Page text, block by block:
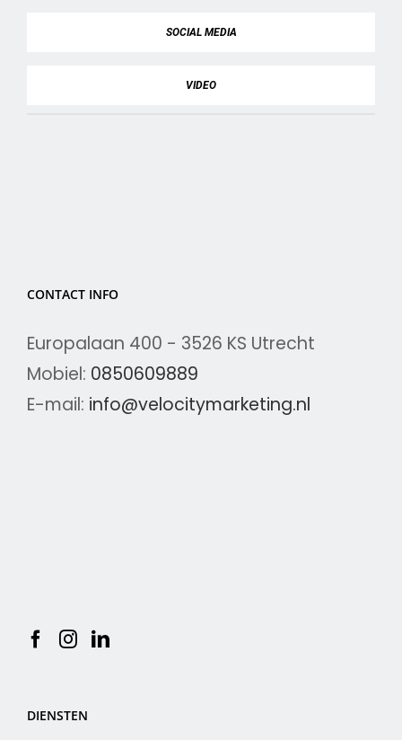
SOCIAL MEDIA
VIDEO
CONTACT INFO
Europalaan 400 - 3526 KS Utrecht
Mobiel: 0850609889
E-mail: info@velocitymarketing.nl
DIENSTEN